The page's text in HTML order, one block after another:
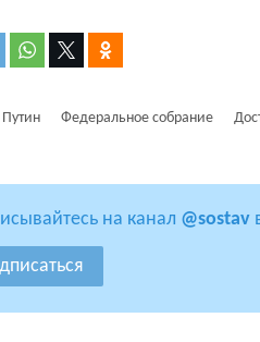
Федеральное собрание
на канал @sostav